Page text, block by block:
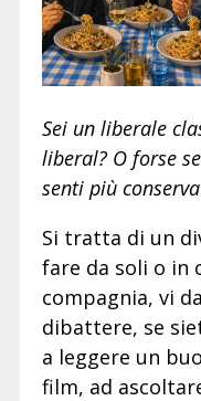
Sei un liberale
liberal? O forse
senti più
Si tratta di un
fare da soli o in
compagnia, vi
dibattere, se
a leggere un
film, ad